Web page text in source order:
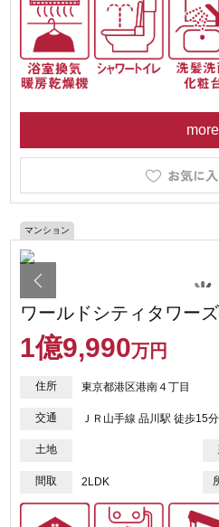
more
マンション
ワールドシティタワー
1億9,990万円
住所 東京都港区港南４丁目
交通 ＪＲ山手線 品川駅 徒歩15分
土地
間取 2LDK